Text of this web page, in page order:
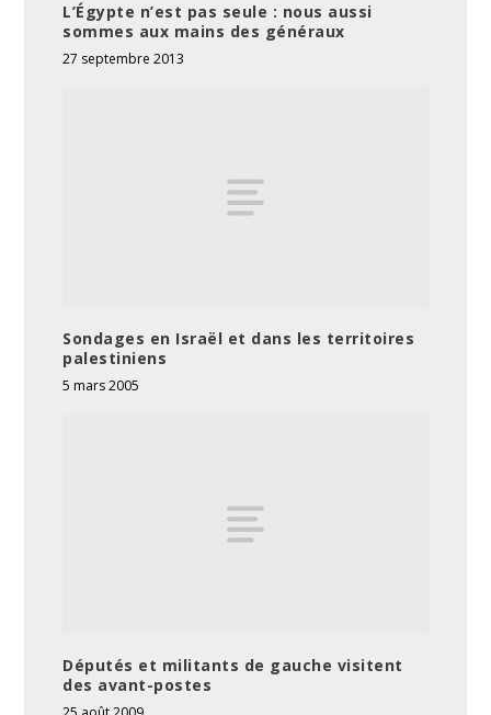
L’Égypte n’est pas seule : nous aussi
sommes aux mains des généraux
27 septembre 2013
Sondages en Israël et dans les territoires
palestiniens
5 mars 2005
Députés et militants de gauche visitent
des avant-postes